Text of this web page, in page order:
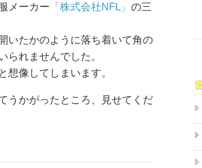
メーカー 「株式会社NFL」 の三
いたかのように落ち着いて角の
られませんでした。
想像してしまいます。
うかがったところ、見せてくだ